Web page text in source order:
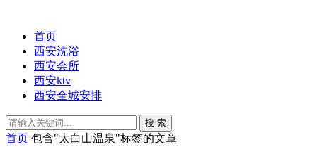
首页
西安洗浴
西安会所
西安ktv
西安全城安排
搜 索
首页 包含"太白山温泉"标签的文章